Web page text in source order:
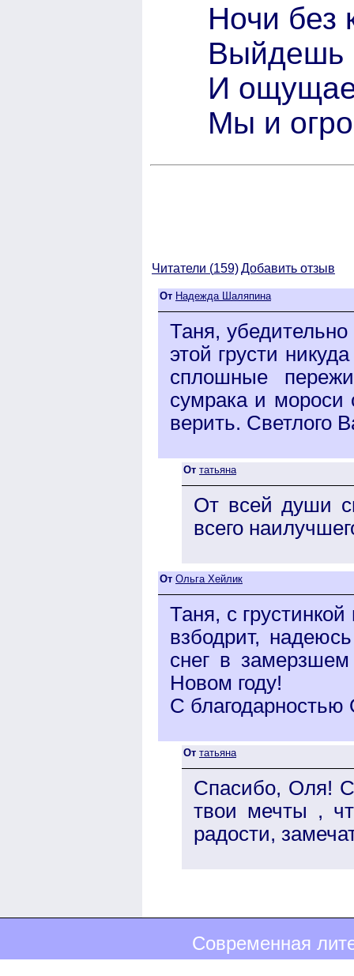
Ночи без
Выйдешь
И
Мы и
Читатели (159)Добавить отзыв
От Надежда Шаляпина
Таня,
этой грусти
сплошные
сумрака и мороси
верить. Светлого
От татьяна
От всей души
всего
От Ольга Хейлик
Таня, с
взбодрит,
снег в
Новом году!
С благодарностью
От татьяна
Спасибо, Оля!
твои мечты ,
радости,
Современная